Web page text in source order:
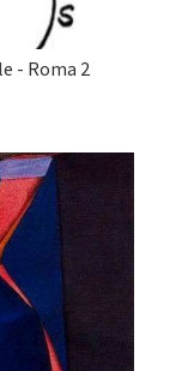
- Roma 2